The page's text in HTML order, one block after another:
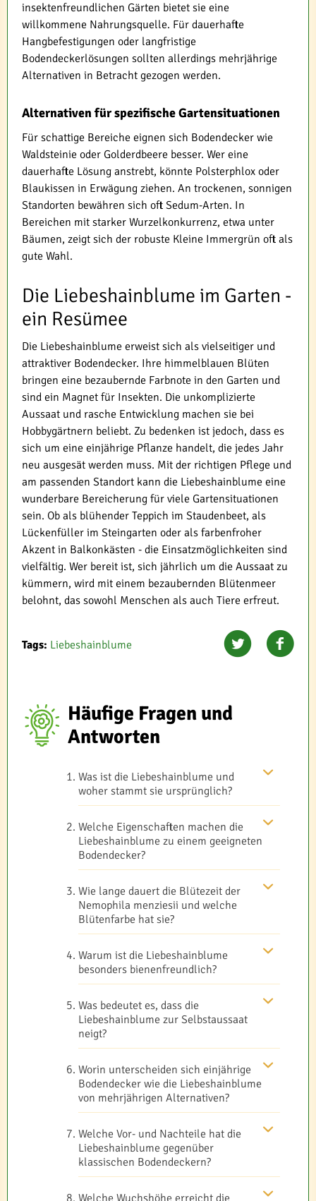
insektenfreundlichen Gärten bietet sie eine
willkommene Nahrungsquelle. Für dauerhafte
Hangbefestigungen oder langfristige
Bodendeckerlösungen sollten allerdings mehrjährige
Alternativen in Betracht gezogen werden.
Alternativen für spezifische Gartensituationen
Für schattige Bereiche eignen sich Bodendecker wie
Waldsteinie oder Golderdbeere besser. Wer eine
dauerhafte Lösung anstrebt, könnte Polsterphlox oder
Blaukissen in Erwägung ziehen. An trockenen, sonnigen
Standorten bewähren sich oft Sedum-Arten. In
Bereichen mit starker Wurzelkonkurrenz, etwa unter
Bäumen, zeigt sich der robuste Kleine Immergrün oft als
gute Wahl.
Die Liebeshainblume im Garten -
ein Resümee
Die Liebeshainblume erweist sich als vielseitiger und
attraktiver Bodendecker. Ihre himmelblauen Blüten
bringen eine bezaubernde Farbnote in den Garten und
sind ein Magnet für Insekten. Die unkomplizierte
Aussaat und rasche Entwicklung machen sie bei
Hobbygärtnern beliebt. Zu bedenken ist jedoch, dass es
sich um eine einjährige Pflanze handelt, die jedes Jahr
neu ausgesät werden muss. Mit der richtigen Pflege und
am passenden Standort kann die Liebeshainblume eine
wunderbare Bereicherung für viele Gartensituationen
sein. Ob als blühender Teppich im Staudenbeet, als
Lückenfüller im Steingarten oder als farbenfroher
Akzent in Balkonkästen - die Einsatzmöglichkeiten sind
vielfältig. Wer bereit ist, sich jährlich um die Aussaat zu
kümmern, wird mit einem bezaubernden Blütenmeer
belohnt, das sowohl Menschen als auch Tiere erfreut.
Tags: Liebeshainblume
Häufige Fragen und
Antworten
Was ist die Liebeshainblume und
woher stammt sie ursprünglich?
Welche Eigenschaften machen die
Liebeshainblume zu einem geeigneten
Bodendecker?
Wie lange dauert die Blütezeit der
Nemophila menziesii und welche
Blütenfarbe hat sie?
Warum ist die Liebeshainblume
besonders bienenfreundlich?
Was bedeutet es, dass die
Liebeshainblume zur Selbstaussaat
neigt?
Worin unterscheiden sich einjährige
Bodendecker wie die Liebeshainblume
von mehrjährigen Alternativen?
Welche Vor- und Nachteile hat die
Liebeshainblume gegenüber
klassischen Bodendeckern?